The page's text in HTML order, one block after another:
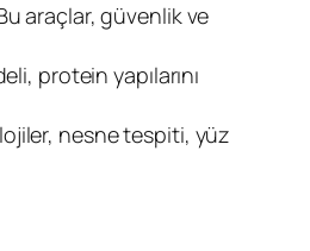
araçlar, güvenlik ve
protein yapılarını
nesne tespiti, yüz